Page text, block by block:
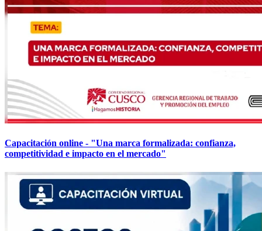
Capacitación online - "Una marca formalizada: confianza,
competitividad e impacto en el mercado"